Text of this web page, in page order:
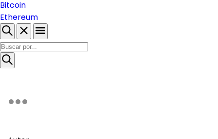
O que é mineração?
Bitcoin
Ethereum